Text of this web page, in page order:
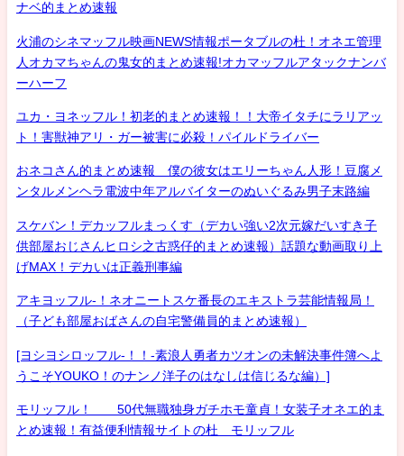
ナベ的まとめ速報
火浦のシネマッフル映画NEWS情報ポータブルの杜！オネエ管理
人オカマちゃんの鬼女的まとめ速報!オカマッフルアタックナンバ
ーハーフ
ユカ・ヨネッフル！初老的まとめ速報！！大帝イタチにラリアッ
ト！害獣神アリ・ガー被害に必殺！パイルドライバー
おネコさん的まとめ速報 僕の彼女はエリーちゃん人形！豆腐メ
ンタルメンヘラ電波中年アルバイターのぬいぐるみ男子末路編
スケバン！デカッフルまっくす（デカい強い2次元嫁だいすき子
供部屋おじさんヒロシ之古惑仔的まとめ速報）話題な動画取り上
げMAX！デカいは正義刑事編
アキヨッフル-！ネオニートスケ番長のエキストラ芸能情報局！
（子ども部屋おばさんの自宅警備員的まとめ速報）
[ヨシヨシロッフル-！！-素浪人勇者カツオンの未解決事件簿へよ
うこそYOUKO！のナンノ洋子のはなしは信じるな編）]
モリッフル！ 50代無職独身ガチホモ童貞！女装子オネエ的ま
とめ速報！有益便利情報サイトの杜 モリッフル